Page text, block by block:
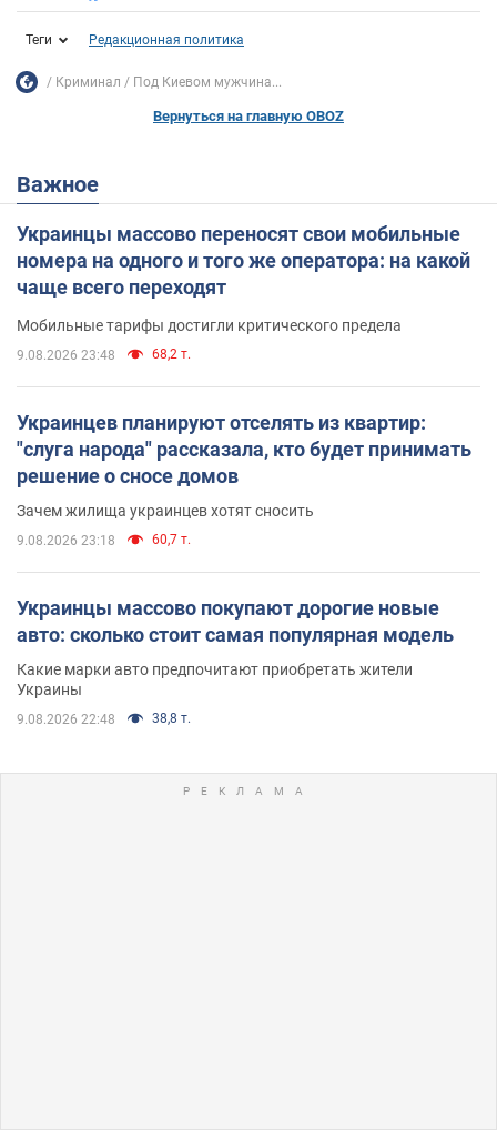
Теги Редакционная политика
Криминал Под Киевом мужчина...
Вернуться на главную OBOZ
Важное
Украинцы массово переносят свои мобильные
номера на одного и того же оператора: на какой
чаще всего переходят
Мобильные тарифы достигли критического предела
9.08.2026 23:48 68,2 т.
Украинцев планируют отселять из квартир:
"слуга народа" рассказала, кто будет принимать
решение о сносе домов
Зачем жилища украинцев хотят сносить
9.08.2026 23:18 60,7 т.
Украинцы массово покупают дорогие новые
авто: сколько стоит самая популярная модель
Какие марки авто предпочитают приобретать жители
Украины
9.08.2026 22:48 38,8 т.